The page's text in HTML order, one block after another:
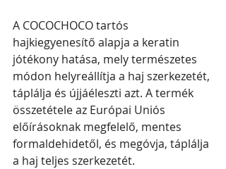
A COCOCHOCO tartós
hajkiegyenesítő alapja a keratin
jótékony hatása, mely természetes
módon helyreállítja a haj szerkezetét,
táplálja és újjáéleszti azt. A termék
összetétele az Európai Uniós
előírásoknak megfelelő, mentes
formaldehidetől, és megóvja, táplálja
a haj teljes szerkezetét.